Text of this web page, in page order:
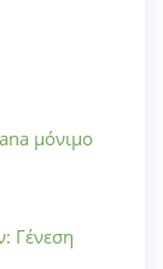
μόνιμο
Γένεση